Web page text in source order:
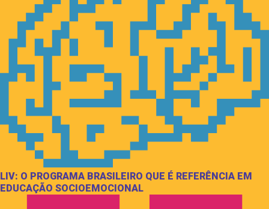
LIV: O PROGRAMA BRASILEIRO QUE É REFERÊNCIA EM
EDUCAÇÃO SOCIOEMOCIONAL